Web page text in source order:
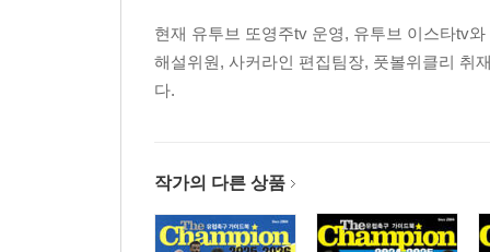
현재 유투브 또영주tv 운영, 유투브 이스타tv
해설위원, 사커라인 편집팀장, 풋볼위클리 취
다.
작가의 다른 상품